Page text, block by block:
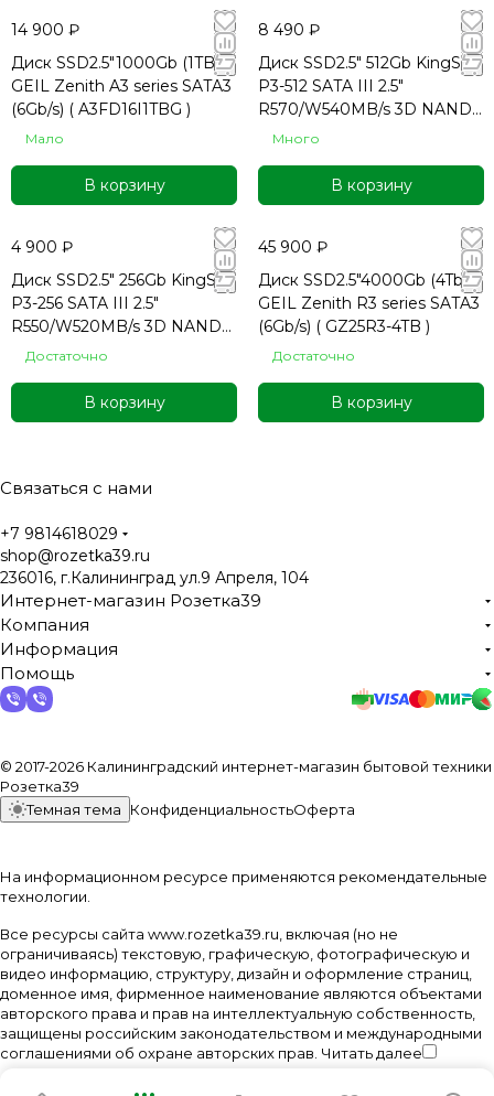
14 900 ₽
Диск SSD2.5"1000Gb (1TB)
GEIL Zenith A3 series SATA3
(6Gb/s) ( A3FD16I1TBG )
Мало
В корзину
8 490 ₽
Диск SSD2.5" 512Gb KingSpe
P3-512 SATA III 2.5"
R570/W540MB/s 3D NAND
MTBF 1M 65000/70000
Много
В корзину
4 900 ₽
Диск SSD2.5" 256Gb KingSpe
P3-256 SATA III 2.5"
R550/W520MB/s 3D NAND
MTBF 1M 65000/70000
Достаточно
В корзину
45 900 ₽
Диск SSD2.5"4000Gb (4Tb)
GEIL Zenith R3 series SATA3
(6Gb/s) ( GZ25R3-4TB )
Достаточно
В корзину
Связаться с нами
+7 9814618029
shop@rozetka39.ru
236016, г.Калининград ул.9 Апреля, 104
Интернет-магазин Розетка39
Компания
Информация
Помощь
© 2017-2026 Калининградский интернет-магазин бытовой техники
Розетка39
Темная тема
КонфиденциальностьОферта
На информационном ресурсе применяются рекомендательные
технологии
Все ресурсы сайта www.rozetka39.ru, включая (но не
ограничиваясь) текстовую, графическую, фотографическую и
видео информацию, структуру, дизайн и оформление страниц,
доменное имя, фирменное наименование являются объектами
авторского права и прав на интеллектуальную собственность,
защищены российским законодательством и международными
соглашениями об охране авторских прав. Читать далее